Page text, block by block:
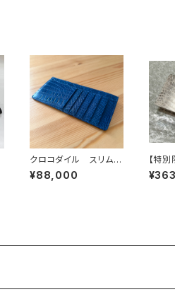
クロコダイル スリムケ
ース（超薄型財布） ロ
イヤルブルー
¥88,000
【特
クロ
00万